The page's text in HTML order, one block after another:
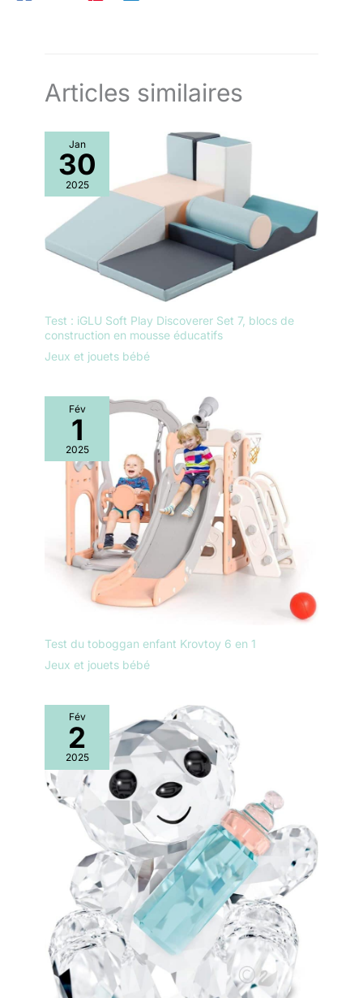
Articles similaires
Jan
30
2025
Test : iGLU Soft Play Discoverer Set 7, blocs de
construction en mousse éducatifs
Jeux et jouets bébé
Fév
1
2025
Test du toboggan enfant Krovtoy 6 en 1
Jeux et jouets bébé
Fév
2
2025